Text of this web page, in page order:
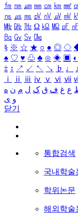
㎙ ㎚ ㎛ ㎜ ㎝ ㎞ ㎟
㎱ ㎲ ㎳ ㎴ ㎵ ㎶ ㎷
㎒ ㎓ ㎔ Ω ㏀ ㏁ ㎊ ㎋
㏃ ㏉ ㏜ ㏆
§ ※ ☆ ★ ○ ● ◎ ◇
♠ ♡ ♥ ♧ ♣ ⊙ ◈ ▣ ◐
‡ ↕ ↗ ↙ ↖ ↘ ♭ ♩
ⅰ
ⅱ ⅲ ⅳ ⅴ ⅵ ⅶ
ع غ ف ق ک ل م ن ه
و ی
닫기
통합검색
국내학술
학위논문
해외학술